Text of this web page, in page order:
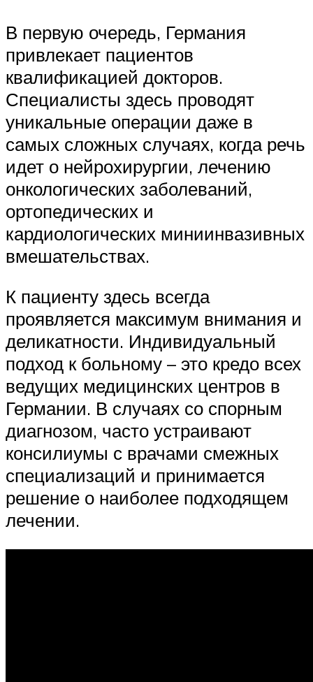
В первую очередь, Германия
привлекает пациентов
квалификацией докторов.
Специалисты здесь проводят
уникальные операции даже в
самых сложных случаях, когда речь
идет о нейрохирургии, лечению
онкологических заболеваний,
ортопедических и
кардиологических миниинвазивных
вмешательствах.
К пациенту здесь всегда
проявляется максимум внимания и
деликатности. Индивидуальный
подход к больному – это кредо всех
ведущих медицинских центров в
Германии. В случаях со спорным
диагнозом, часто устраивают
консилиумы с врачами смежных
специализаций и принимается
решение о наиболее подходящем
лечении.